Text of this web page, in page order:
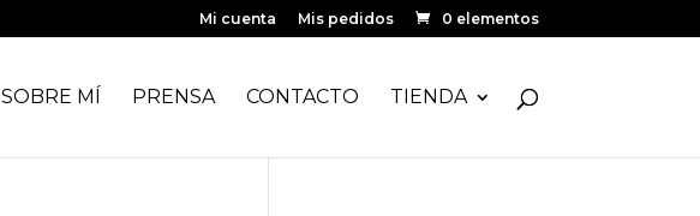
Mi cuenta Mis pedidos 0 elementos
SOBRE MÍ PRENSA CONTACTO TIENDA